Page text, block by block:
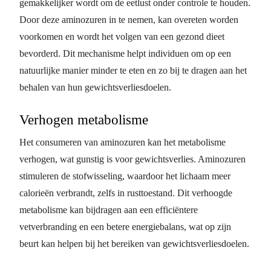
gemakkelijker wordt om de eetlust onder controle te houden.
Door deze aminozuren in te nemen, kan overeten worden
voorkomen en wordt het volgen van een gezond dieet
bevorderd. Dit mechanisme helpt individuen om op een
natuurlijke manier minder te eten en zo bij te dragen aan het
behalen van hun gewichtsverliesdoelen.
Verhogen metabolisme
Het consumeren van aminozuren kan het metabolisme
verhogen, wat gunstig is voor gewichtsverlies. Aminozuren
stimuleren de stofwisseling, waardoor het lichaam meer
calorieën verbrandt, zelfs in rusttoestand. Dit verhoogde
metabolisme kan bijdragen aan een efficiëntere
vetverbranding en een betere energiebalans, wat op zijn
beurt kan helpen bij het bereiken van gewichtsverliesdoelen.